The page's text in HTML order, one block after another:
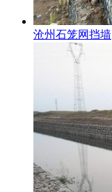
沧州石笼网挡墙